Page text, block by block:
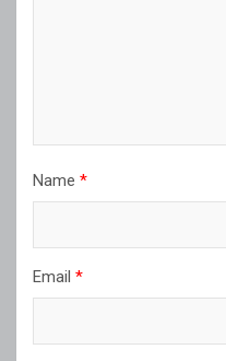
Name *
Email *